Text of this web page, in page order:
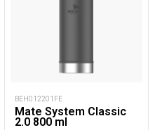
BEH012201FE
Mate System Classic
2.0 800 ml